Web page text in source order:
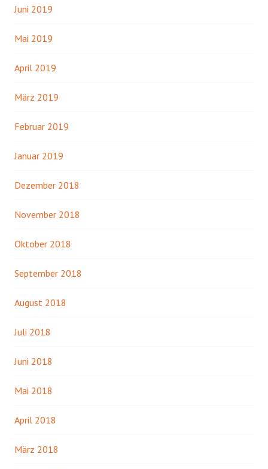
Juni 2019
Mai 2019
April 2019
März 2019
Februar 2019
Januar 2019
Dezember 2018
November 2018
Oktober 2018
September 2018
August 2018
Juli 2018
Juni 2018
Mai 2018
April 2018
März 2018